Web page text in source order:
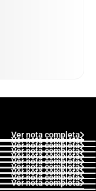
Ver nota completa
Ver nota completa
Ver nota completa
Ver nota completa
Ver nota completa
Ver nota completa
Ver nota completa
Ver nota completa
Ver nota completa
Ver nota completa